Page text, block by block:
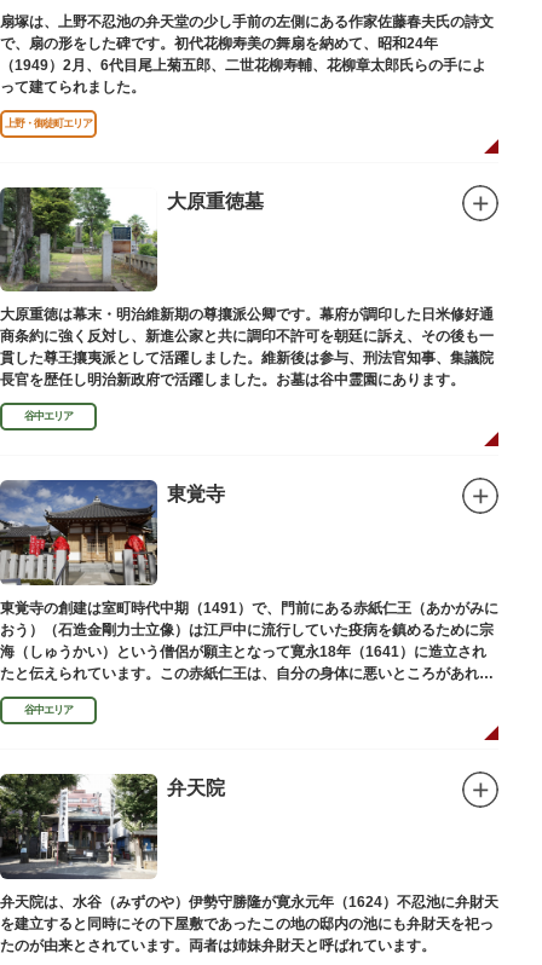
扇塚は、上野不忍池の弁天堂の少し手前の左側にある作家佐藤春夫氏の詩文
で、扇の形をした碑です。初代花柳寿美の舞扇を納めて、昭和24年
（1949）2月、6代目尾上菊五郎、二世花柳寿輔、花柳章太郎氏らの手によ
って建てられました。
上野・御徒町エリア
大原重徳墓
大原重徳は幕末・明治維新期の尊攘派公卿です。幕府が調印した日米修好通
商条約に強く反対し、新進公家と共に調印不許可を朝廷に訴え、その後も一
貫した尊王攘夷派として活躍しました。維新後は参与、刑法官知事、集議院
長官を歴任し明治新政府で活躍しました。お墓は谷中霊園にあります。
谷中エリア
東覚寺
東覚寺の創建は室町時代中期（1491）で、門前にある赤紙仁王（あかがみに
おう）（石造金剛力士立像）は江戸中に流行していた疫病を鎮めるために宗
海（しゅうかい）という僧侶が願主となって寛永18年（1641）に造立され
たと伝えられています。この赤紙仁王は、自分の身体に悪いところがあれ
ば、仁王像の同じところに赤紙を貼ると病気が治ると信仰されています。
谷中エリア
弁天院
弁天院は、水谷（みずのや）伊勢守勝隆が寛永元年（1624）不忍池に弁財天
を建立すると同時にその下屋敷であったこの地の邸内の池にも弁財天を祀っ
たのが由来とされています。両者は姉妹弁財天と呼ばれています。